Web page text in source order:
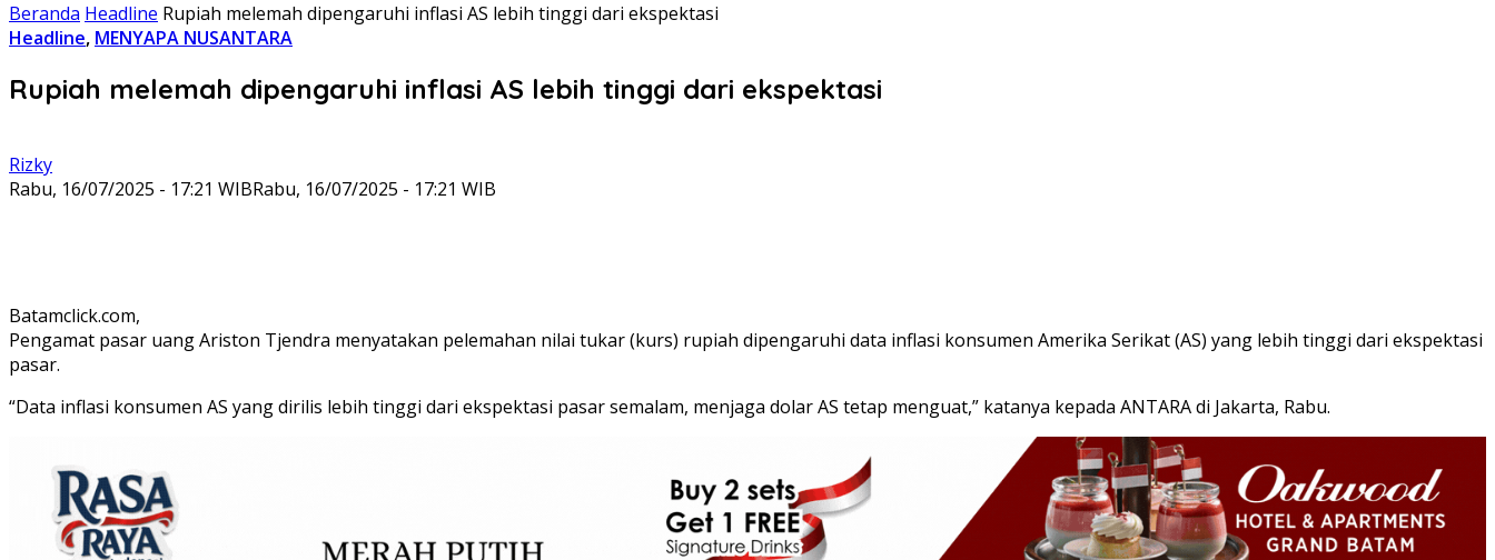
Beranda Headline Rupiah melemah dipengaruhi inflasi AS lebih tinggi dari ekspektasi
Headline, MENYAPA NUSANTARA
Rupiah melemah dipengaruhi inflasi AS lebih tinggi dari ekspektasi
Rizky
Rabu, 16/07/2025 - 17:21 WIBRabu, 16/07/2025 - 17:21 WIB
Batamclick.com,
Pengamat pasar uang Ariston Tjendra menyatakan pelemahan nilai tukar (kurs) rupiah dipengaruhi data inflasi konsumen Amerika Serikat (AS) yang lebih tinggi dari ekspektasi
pasar.
“Data inflasi konsumen AS yang dirilis lebih tinggi dari ekspektasi pasar semalam, menjaga dolar AS tetap menguat,” katanya kepada ANTARA di Jakarta, Rabu.